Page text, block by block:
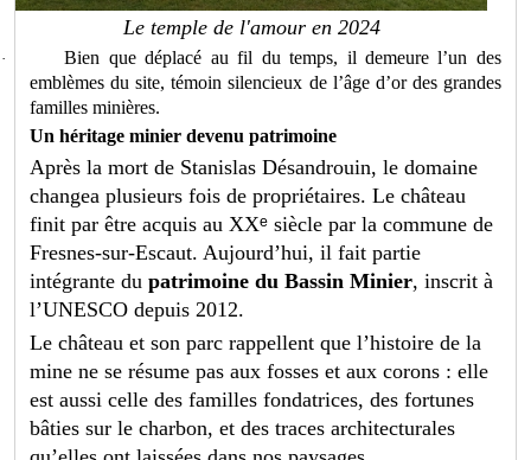
Le temple de l'amour en 2024
·
Bien que déplacé au fil du temps, il demeure l’un des
emblèmes du site, témoin silencieux de l’âge d’or des grandes
familles minières.
Un héritage minier devenu patrimoine
Après la mort de Stanislas Désandrouin, le domaine
changea plusieurs fois de propriétaires. Le château
finit par être acquis au XXᵉ siècle par la commune de
Fresnes-sur-Escaut. Aujourd’hui, il fait partie
intégrante dupatrimoine du Bassin Minier, inscrit à
l’UNESCO depuis 2012.
Le château et son parc rappellent que l’histoire de la
mine ne se résume pas aux fosses et aux corons : elle
est aussi celle des familles fondatrices, des fortunes
bâties sur le charbon, et des traces architecturales